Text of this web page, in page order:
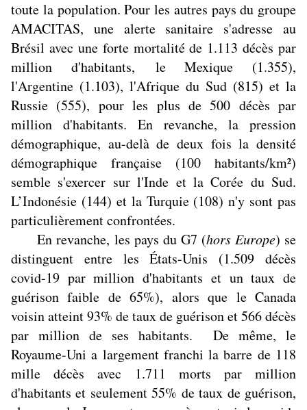
toute la population. Pour les autres pays du groupe
AMACITAS, une alerte sanitaire s'adresse au
Brésil avec une forte mortalité de 1.113 décès par
million d'habitants, le Mexique (1.355),
l'Argentine (1.103), l'Afrique du Sud (815) et la
Russie (555), pour les plus de 500 décès par
million d'habitants. En revanche, la pression
démographique, au-delà de deux fois la densité
démographique française (100 habitants/km²)
semble s'exercer sur l'Inde et la Corée du Sud.
L’Indonésie (144) et la Turquie (108) n'y sont pas
particulièrement confrontées.
En revanche, les pays du G7 (hors Europe) se
distinguent entre les États-Unis (1.509 décès
covid-19 par million d'habitants et un taux de
guérison faible de 65%), alors que le Canada
voisin atteint 93% de taux de guérison et 566 décès
par million de ses habitants. De même, le
Royaume-Uni a largement franchi la barre de 118
mille décès avec 1.711 morts par million
d'habitants et seulement 55% de taux de guérison,